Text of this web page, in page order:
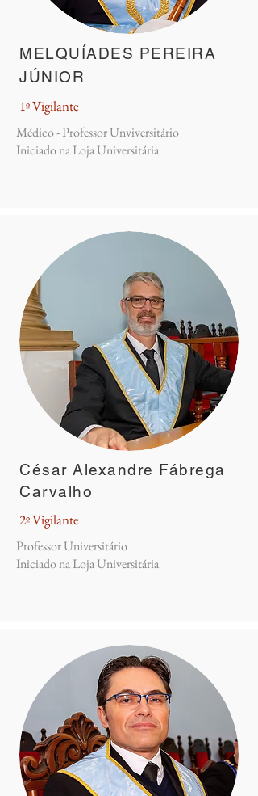
MELQUÍADES PEREIRA
JÚNIOR
1º Vigilante
​Médico - Professor Unviversitário
Iniciado na Loja Universitária
César Alexandre Fábrega
Carvalho
2º Vigilante
Professor Universitário
Iniciado na Loja Universitária